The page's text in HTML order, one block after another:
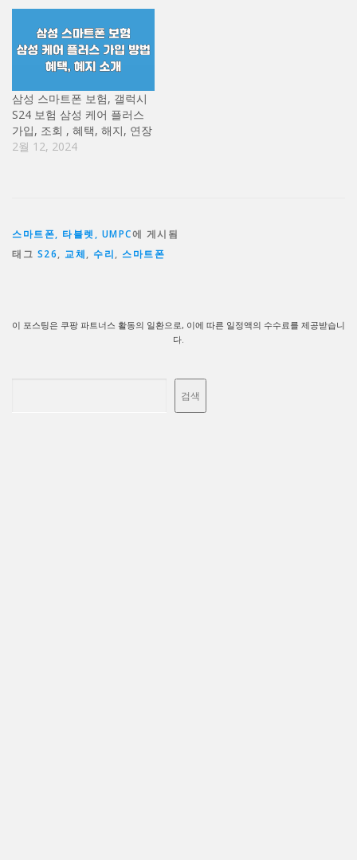
삼성 스마트폰 보험, 갤럭시
S24 보험 삼성 케어 플러스
가입, 조회 , 혜택, 해지, 연장
2월 12, 2024
스마트폰, 타블렛, UMPC에 게시됨
태그 S26, 교체, 수리, 스마트폰
이 포스팅은 쿠팡 파트너스 활동의 일환으로, 이에 따른 일정액의 수수료를 제공받습니
다.
검색